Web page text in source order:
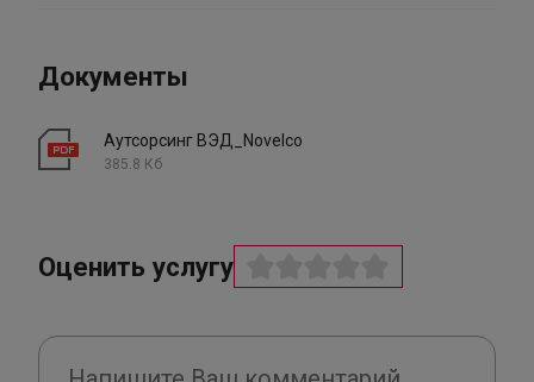
Документы
Аутсорсинг ВЭД_Novelco
385.8 Кб
Оценить услугу